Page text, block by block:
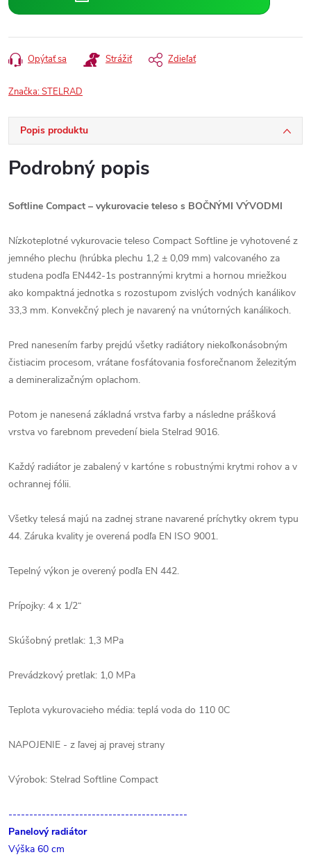
Opýtať sa Strážiť Zdieľať
Značka:STELRAD
Popis produktu
Podrobný popis
Softline Compact – vykurovacie teleso s BOČNÝMI VÝVODMI
Nízkoteplotné vykurovacie teleso Compact Softline je vyhotovené z
jemného plechu (hrúbka plechu 1,2 ± 0,09 mm) valcovaného za
studena podľa EN442-1s postrannými krytmi a hornou mriežkou
ako kompaktná jednotka s rozostupom zvislých vodných kanálikov
33,3 mm. Konvekčný plech je navarený na vnútorných kanálikoch.
Pred nanesením farby prejdú všetky radiátory niekoľkonásobným
čistiacim procesom, vrátane fosfátovania fosforečnanom železitým
a demineralizačným oplachom.
Potom je nanesená základná vrstva farby a následne prášková
vrstva vo farebnom prevedení biela Stelrad 9016.
Každý radiátor je zabalený v kartóne s robustnými krytmi rohov a v
ochrannej fólii.
Všetky telesá majú na zadnej strane navarené príchytky okrem typu
44. Záruka kvality je overená podľa EN ISO 9001.
Tepelný výkon je overený podľa EN 442.
Prípojky: 4 x 1/2“
Skúšobný pretlak: 1,3 MPa
Prevádzkový pretlak: 1,0 MPa
Teplota vykurovacieho média: teplá voda do 110 0C
NAPOJENIE - z ľavej aj pravej strany
Výrobok: Stelrad Softline Compact
-------------------------------------------
Panelový radiátor
Výška 60 cm